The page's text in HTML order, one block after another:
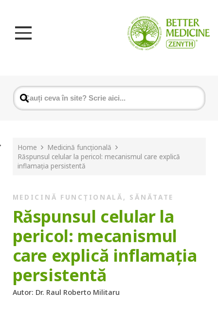
Home
Medicină funcțională
Răspunsul celular la pericol: mecanismul care explică
inflamația persistentă
MEDICINĂ FUNCȚIONALĂ , SĂNĂTATE
Răspunsul celular la
pericol: mecanismul
care explică inflamația
persistentă
Autor: Dr. Raul Roberto Militaru